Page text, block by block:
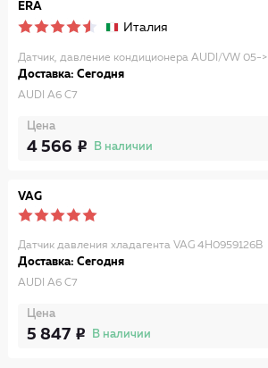
ERA
Италия
Датчик, давление кондиционера AUDI/VW 05->
Доставка: Сегодня
AUDI A6 C7
Цена
4 566 В наличии
VAG
Датчик давления хладагента VAG 4H0959126B
Доставка: Сегодня
AUDI A6 C7
Цена
5 847 В наличии